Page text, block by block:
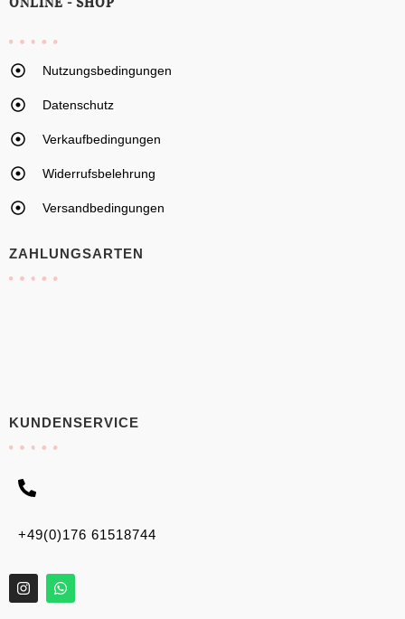
Nutzungsbedingungen
Datenschutz
Verkaufbedingungen
Widerrufsbelehrung
Versandbedingungen
ZAHLUNGSARTEN
KUNDENSERVICE
+49(0)176 61518744